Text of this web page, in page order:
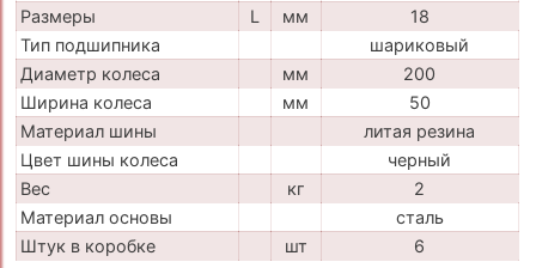
Размеры
L мм
18
Тип подшипника
шариковый
Диаметр колеса
мм
200
Ширина колеса
мм
50
Материал шины
литая резина
Цвет шины колеса
черный
Вес
кг
2
Материал основы
сталь
Штук в коробке
шт 6